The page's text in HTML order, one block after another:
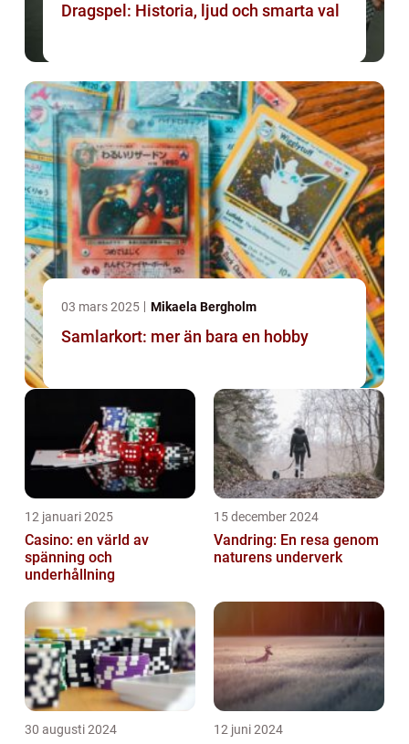
Dragspel: Historia, ljud och smarta val
03 mars 2025 Mikaela Bergholm
Samlarkort: mer än bara en hobby
12 januari 2025
Casino: en värld av
spänning och
underhållning
15 december 2024
Vandring: En resa genom
naturens underverk
30 augusti 2024 12 juni 2024